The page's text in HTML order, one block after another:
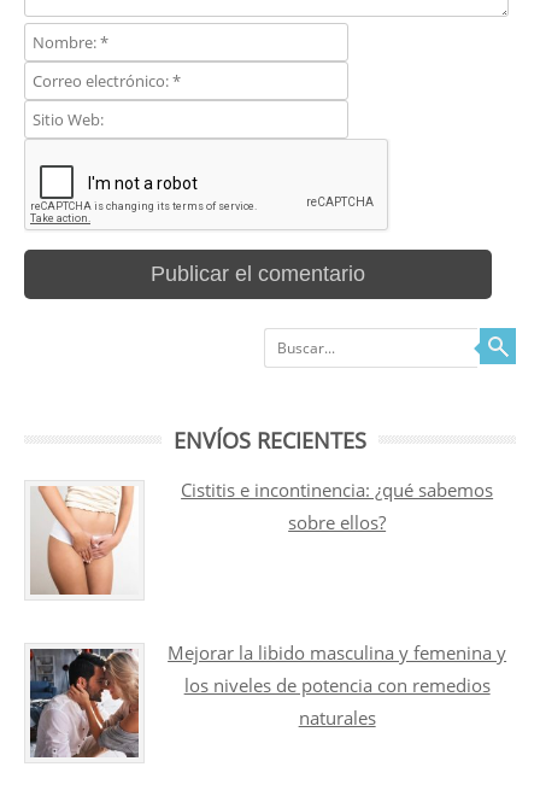
Buscar
ENVÍOS RECIENTES
Cistitis e incontinencia: ¿qué sabemos
sobre ellos?
Mejorar la libido masculina y femenina y
los niveles de potencia con remedios
naturales